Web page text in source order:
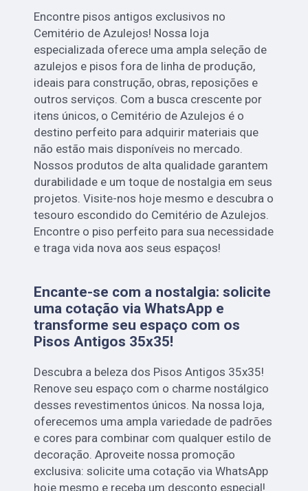
Encontre pisos antigos exclusivos no
Cemitério de Azulejos! Nossa loja
especializada oferece uma ampla seleção de
azulejos e pisos fora de linha de produção,
ideais para construção, obras, reposições e
outros serviços. Com a busca crescente por
itens únicos, o Cemitério de Azulejos é o
destino perfeito para adquirir materiais que
não estão mais disponíveis no mercado.
Nossos produtos de alta qualidade garantem
durabilidade e um toque de nostalgia em seus
projetos. Visite-nos hoje mesmo e descubra o
tesouro escondido do Cemitério de Azulejos.
Encontre o piso perfeito para sua necessidade
e traga vida nova aos seus espaços!
Encante-se com a nostalgia: solicite
uma cotação via WhatsApp e
transforme seu espaço com os
Pisos Antigos 35x35!
Descubra a beleza dos Pisos Antigos 35x35!
Renove seu espaço com o charme nostálgico
desses revestimentos únicos. Na nossa loja,
oferecemos uma ampla variedade de padrões
e cores para combinar com qualquer estilo de
decoração. Aproveite nossa promoção
exclusiva: solicite uma cotação via WhatsApp
hoje mesmo e receba um desconto especial!